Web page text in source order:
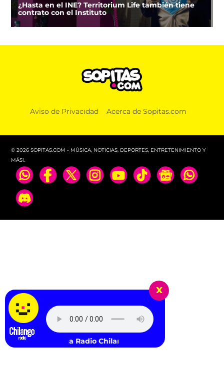
¿Hasta en el INE? Territorium Life también tiene
contrato con el Instituto
Aviso de Privacidad Acerca de Sopitas.com
© 2026 SOPITAS.COM - MÚSICA, NOTICIAS, DEPORTES, ENTRETENIMIENTO Y
MÁS!.
x
Escucha Radio Chilango -